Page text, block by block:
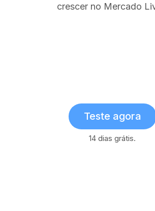
crescer no Mercado
Teste agora
14 dias grátis.